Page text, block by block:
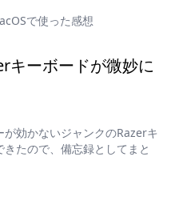
で使った感想
キーボードが微妙に
効かないジャンクのRazerキ
たので、備忘録としてまと